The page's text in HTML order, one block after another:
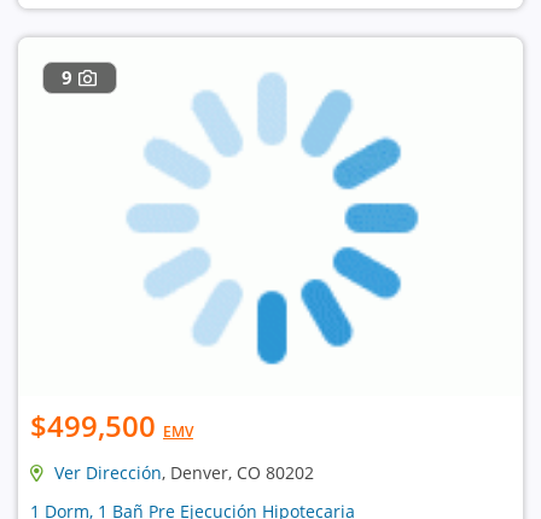
9
$499,500 EMV
Ver Dirección, Denver, CO 80202
1 Dorm, 1 Bañ Pre Ejecución Hipotecaria